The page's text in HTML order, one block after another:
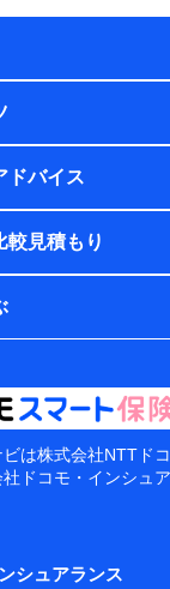
ドバイス
較見積もり
ビは株式会社NTTド
ドコモ・インシュ
シュアランス